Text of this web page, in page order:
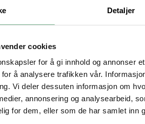
Detaljer
cookies
for å gi innhold og annonser
å analysere trafikken vår.
Vi deler dessuten informasjon om
annonsering og analysearbeid,
for dem, eller som de har samlet inn
til kontoret
og ståbord